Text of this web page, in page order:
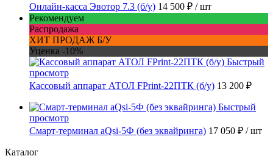
Онлайн-касса Эвотор 7.3 (б/у) 14 500 ₽ / шт
Рекомендуем
Распродажа
ХИТ ПРОДАЖ Б/У
Уценка -10%
Быстрый
просмотр
Кассовый аппарат АТОЛ FPrint-22ПТК (б/у) 13 200 ₽
Быстрый
просмотр
Смарт-терминал aQsi-5Ф (без эквайринга) 17 050 ₽ / шт
Каталог